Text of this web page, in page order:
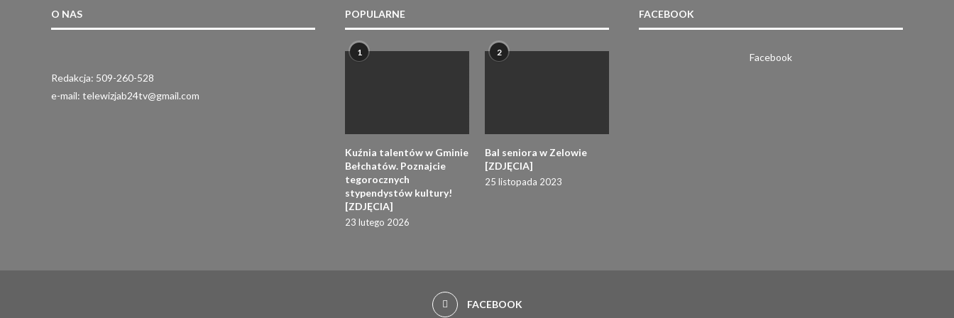
O NAS
Redakcja: 509-260-528
e-mail: telewizjab24tv@gmail.com
POPULARNE
1
Kuźnia talentów w Gminie
Bełchatów. Poznajcie
tegorocznych
stypendystów kultury!
[ZDJĘCIA]
23 lutego 2026
2
Bal seniora w Zelowie
[ZDJĘCIA]
25 listopada 2023
FACEBOOK
Facebook
FACEBOOK